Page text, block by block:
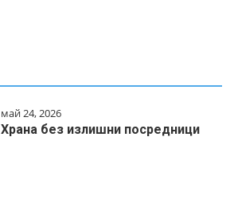
май 24, 2026
Храна без излишни посредници